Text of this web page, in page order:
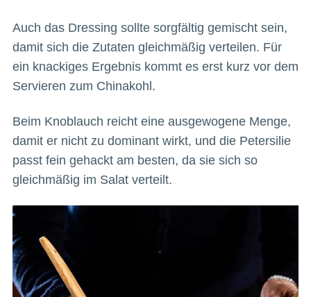
Auch das Dressing sollte sorgfältig gemischt sein,
damit sich die Zutaten gleichmäßig verteilen. Für
ein knackiges Ergebnis kommt es erst kurz vor dem
Servieren zum Chinakohl.
Beim Knoblauch reicht eine ausgewogene Menge,
damit er nicht zu dominant wirkt, und die Petersilie
passt fein gehackt am besten, da sie sich so
gleichmäßig im Salat verteilt.